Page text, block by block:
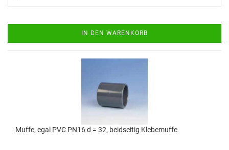
IN DEN WARENKORB
Muffe, egal PVC PN16 d = 32, beid­sei­tig Kle­be­muf­fe